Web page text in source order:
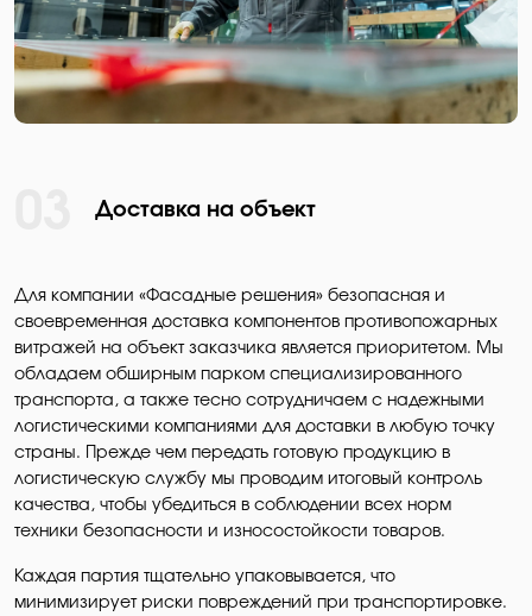
Доставка на объект
Для компании «Фасадные решения» безопасная и
своевременная доставка компонентов противопожарных
витражей на объект заказчика является приоритетом. Мы
обладаем обширным парком специализированного
транспорта, а также тесно сотрудничаем с надежными
логистическими компаниями для доставки в любую точку
страны. Прежде чем передать готовую продукцию в
логистическую службу мы проводим итоговый контроль
качества, чтобы убедиться в соблюдении всех норм
техники безопасности и износостойкости товаров.
Каждая партия тщательно упаковывается, что
минимизирует риски повреждений при транспортировке.